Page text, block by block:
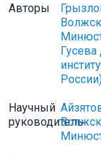
Авторы
Научный
руководитель